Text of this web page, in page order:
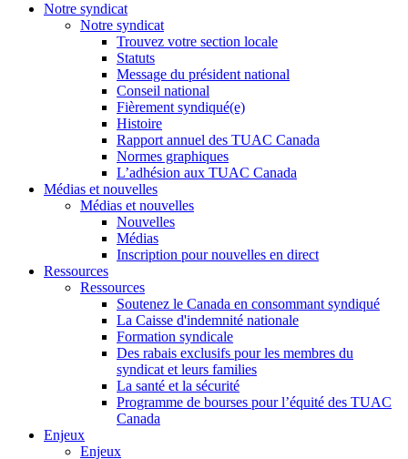
Notre syndicat
Notre syndicat
Trouvez votre section locale
Statuts
Message du président national
Conseil national
Fièrement syndiqué(e)
Histoire
Rapport annuel des TUAC Canada
Normes graphiques
L’adhésion aux TUAC Canada
Médias et nouvelles
Médias et nouvelles
Nouvelles
Médias
Inscription pour nouvelles en direct
Ressources
Ressources
Soutenez le Canada en consommant syndiqué
La Caisse d'indemnité nationale
Formation syndicale
Des rabais exclusifs pour les membres du
syndicat et leurs families
La santé et la sécurité
Programme de bourses pour l’équité des TUAC
Canada
Enjeux
Enjeux